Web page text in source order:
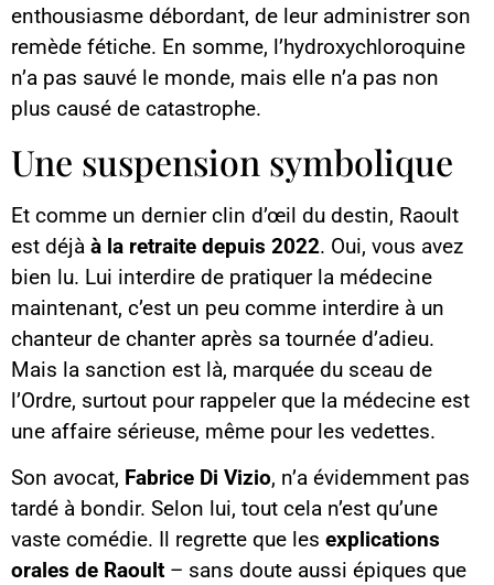
enthousiasme débordant, de leur administrer son
remède fétiche. En somme, l’hydroxychloroquine
n’a pas sauvé le monde, mais elle n’a pas non
plus causé de catastrophe.
Une suspension symbolique
Et comme un dernier clin d’œil du destin, Raoult
est déjà à la retraite depuis 2022. Oui, vous avez
bien lu. Lui interdire de pratiquer la médecine
maintenant, c’est un peu comme interdire à un
chanteur de chanter après sa tournée d’adieu.
Mais la sanction est là, marquée du sceau de
l’Ordre, surtout pour rappeler que la médecine est
une affaire sérieuse, même pour les vedettes.
Son avocat, Fabrice Di Vizio, n’a évidemment pas
tardé à bondir. Selon lui, tout cela n’est qu’une
vaste comédie. Il regrette que les explications
orales de Raoult – sans doute aussi épiques que